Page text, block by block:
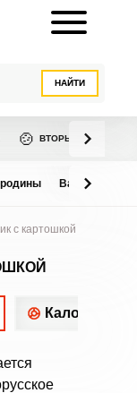
НАЙТИ
🍲 ВТОРЫЕ БЛЮДА
Варенье из
с картошкой